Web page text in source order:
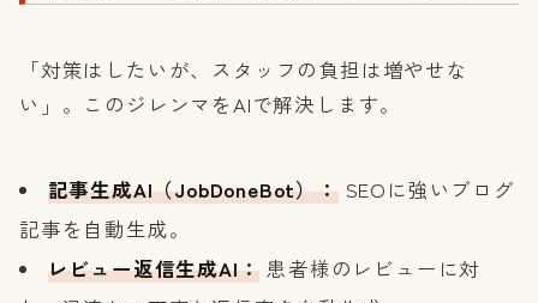
「対策はしたいが、スタッフの負担は増やせな
い」。このジレンマをAIで解決します。
記事生成AI（JobDoneBot）：SEOに強いブログ
記事を自動生成。
レビュー返信生成AI： 患者様のレビューに対